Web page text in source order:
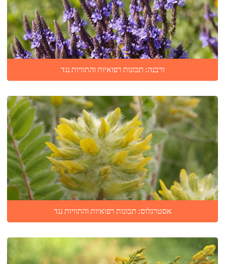
ורבנה: תכונות רפואיות והתוויות נגד
אסטרגלוס: תכונות רפואיות והתוויות נגד